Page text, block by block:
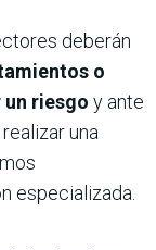
deberán
o
riesgo y ante
una
especializada.